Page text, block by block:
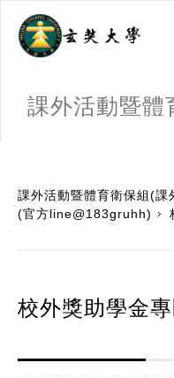
課外活動暨體
課外活動暨體育衛保組(課
(官方line@183gruhh)
校外獎助學金